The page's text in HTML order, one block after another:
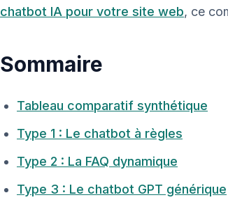
chatbot IA pour votre site web, ce
Sommaire
Tableau comparatif synthétique
Type 1 : Le chatbot à règles
Type 2 : La FAQ dynamique
Type 3 : Le chatbot GPT générique